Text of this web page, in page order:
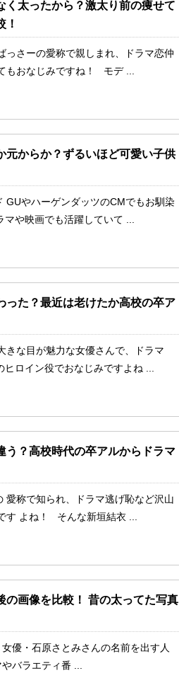
く太ったから？激太り前の痩せて
！
っさーの愛称で親しまれ、ドラマ恋仲
もおなじみですね！ モデ ...
元からか？ずるいほど可愛い子供
GUやハーゲンダッツのCMでもお馴染
や映画でも活躍していて ...
った？最近は老けたか高校の卒ア
きな目が魅力な女優さんで、ドラマ
ロイン役でおなじみですよね ...
う？高校時代の卒アルからドラマ
愛称で知られ、ドラマ逃げ恥など沢山
す よね！ そんな新垣結衣 ...
の画像を比較！ 昔の太ってた写真
優・石原さとみさんの名前を出す人
バラエティ番 ...